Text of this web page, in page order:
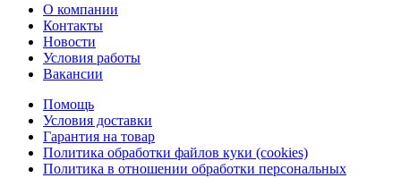
О компании
Контакты
Новости
Условия работы
Вакансии
Помощь
Условия доставки
Гарантия на товар
Политика обработки файлов куки (cookies)
Политика в отношении обработки персональных